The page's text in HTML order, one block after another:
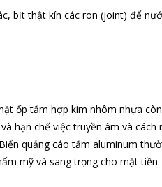
bịt thật kín các ron (joint) để
ốp tấm hợp kim nhôm nhựa
hạn chế việc truyền âm và cách
quảng cáo tấm aluminum
mỹ và sang trọng cho mặt tiền.